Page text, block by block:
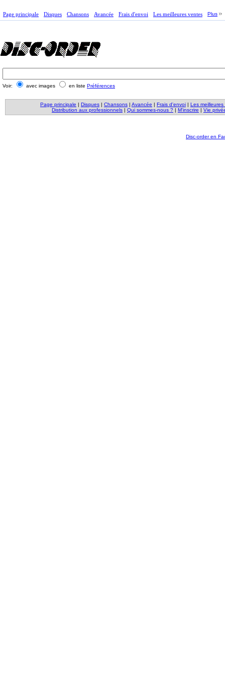
Page principale Disques Chansons Avancée Frais d'envoi Les meilleures ventes Plus
Voir: avec images en liste Préférences
Page principale | Disques | Chansons | Avancée | Frais d'envoi | Les meilleures
Distribution aux professionnels | Qui sommes-nous ? | M'inscrire | Vie
Disc-order en